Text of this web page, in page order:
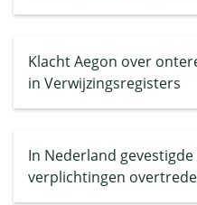
Klacht Aegon over
in Verwijzingsregisters
In Nederland
verplichtingen